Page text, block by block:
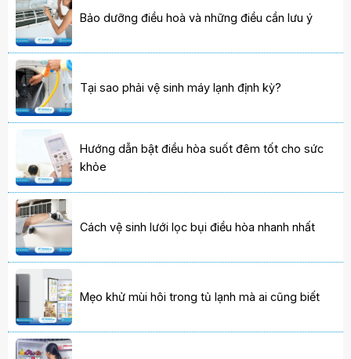
Bảo dưỡng điều hoà và những điều cần lưu ý
Tại sao phải vệ sinh máy lạnh định kỳ?
Hướng dẫn bật điều hòa suốt đêm tốt cho sức
khỏe
Cách vệ sinh lưới lọc bụi điều hòa nhanh nhất
Mẹo khử mùi hôi trong tủ lạnh mà ai cũng biết